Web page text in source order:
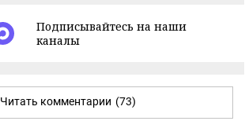
Подписывайтесь на наши
каналы
Читать комментарии (73)